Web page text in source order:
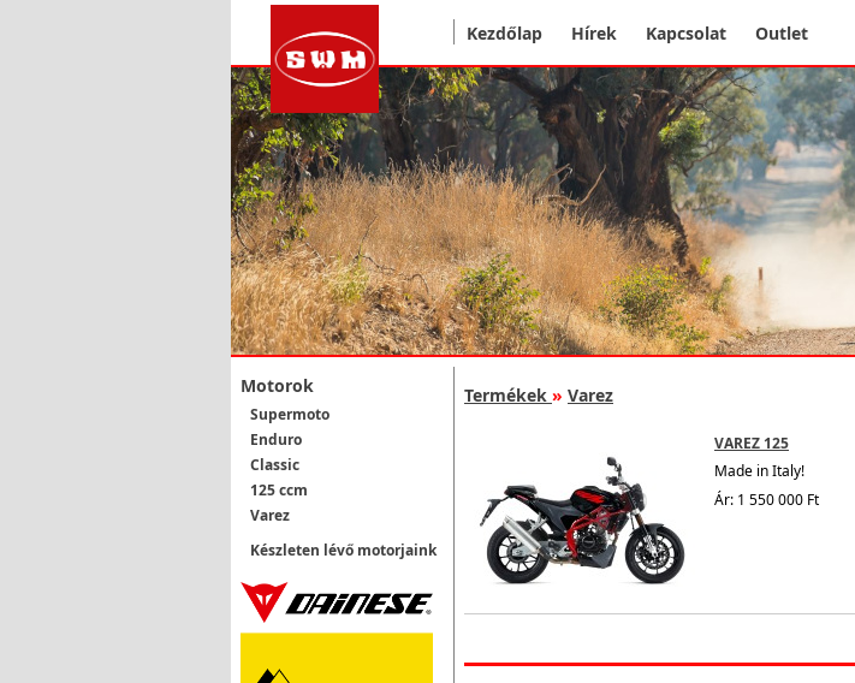
Kezdőlap Hírek Kapcsolat Outlet
Motorok
Supermoto
Enduro
Classic
125 ccm
Varez
Készleten lévő motorjaink
Termékek » Varez
VAREZ 125
Made in Italy!
Ár: 1 550 000 Ft